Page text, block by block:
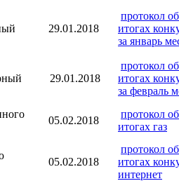
29.01.2018
протокол об
итогах
за январь
29.01.2018
протокол об
итогах
за февраль
05.02.2018
протокол об
итогах газ
05.02.2018
протокол об
итогах
интернет